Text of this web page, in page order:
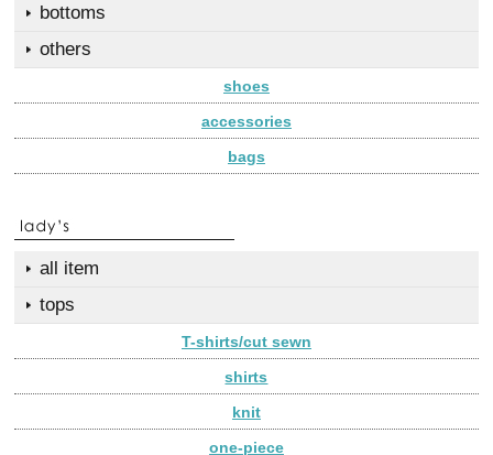
bottoms
others
shoes
accessories
bags
all item
tops
T-shirts/cut sewn
shirts
knit
one-piece